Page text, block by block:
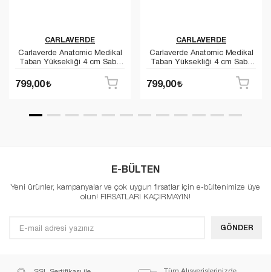
CARLAVERDE
Carlaverde Anatomic Medikal
Taban Yüksekliği 4 cm Sabo
799,00
CARLAVERDE
Carlaverde Anatomic Medikal
Taban Yüksekliği 4 cm Sabo
799,00
E-BÜLTEN
Yeni ürünler, kampanyalar ve çok uygun fırsatlar için e-bültenimize üye
olun! FIRSATLARI KAÇIRMAYIN!
GÖNDER